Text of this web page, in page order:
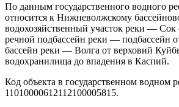
По данным государственного водного
относится к Нижневолжскому
водохозяйственный участок реки — Сок
речной подбассейн реки — подбассейн
бассейн реки — Волга от верховий
водохранилища до впадения в Каспий.
Код объекта в государственном водном
11010000612112100005815.